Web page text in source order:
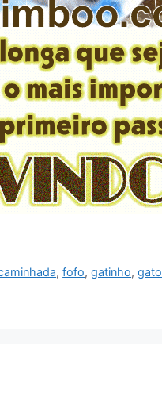
,fofo,gatinho,gato